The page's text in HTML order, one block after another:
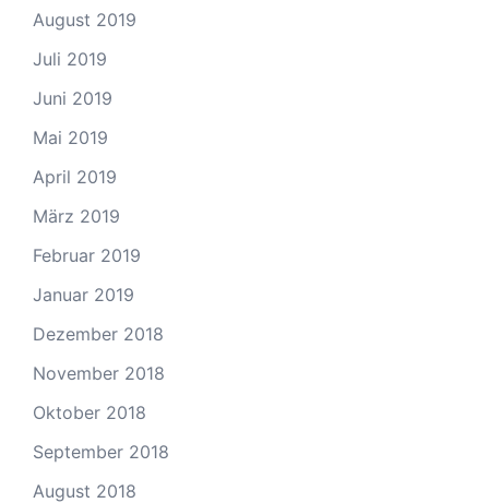
August 2019
Juli 2019
Juni 2019
Mai 2019
April 2019
März 2019
Februar 2019
Januar 2019
Dezember 2018
November 2018
Oktober 2018
September 2018
August 2018